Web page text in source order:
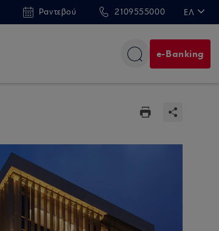
Ραντεβού 2109555000 ΕΛ
e-Banking